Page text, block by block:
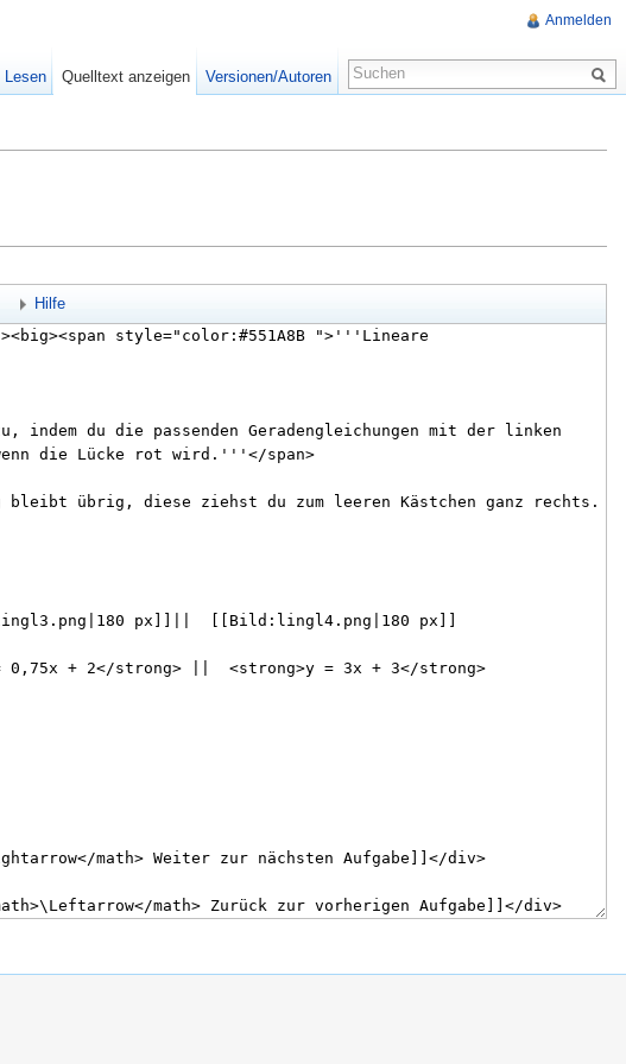
Hilfe
Anmelden
Lesen Quelltext anzeigen Versionen/Autoren